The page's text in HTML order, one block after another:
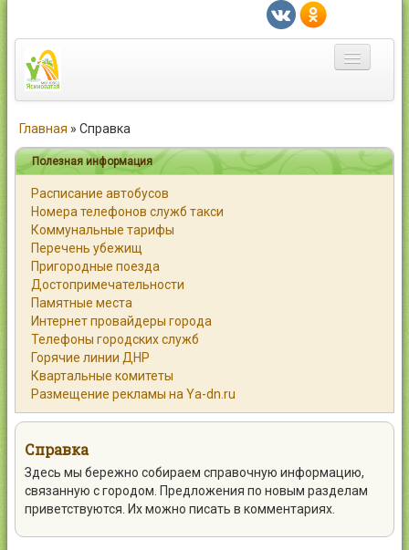
Город
Статьи
Каталог
Справочник
Работа
Объявления
Помощь
Контакты
Главная » Справка
Полезная информация
Расписание автобусов
Номера телефонов служб такси
Коммунальные тарифы
Перечень убежищ
Пригородные поезда
Достопримечательности
Памятные места
Интернет провайдеры города
Телефоны городских служб
Горячие линии ДНР
Квартальные комитеты
Размещение рекламы на Ya-dn.ru
Справка
Здесь мы бережно собираем справочную информацию,
связанную с городом. Предложения по новым разделам
приветствуются. Их можно писать в комментариях.